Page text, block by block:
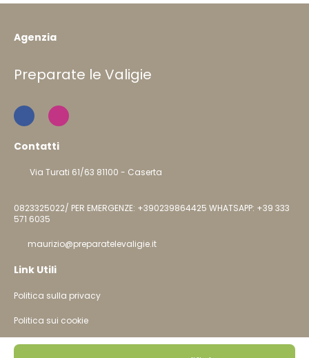
Agenzia
Preparate le Valigie
Contatti
Via Turati 61/63 81100 - Caserta
0823325022/ PER EMERGENZE: +390239864425 WHATSAPP: +39 333
571 6035
maurizio@preparatelevaligie.it
Link Utili
Politica sulla privacy
Politica sui cookie
@ Copyright 2026